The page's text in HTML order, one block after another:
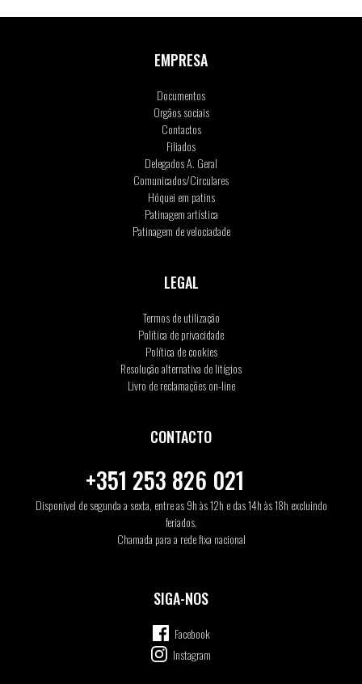
EMPRESA
Documentos
Orgãos sociais
Contactos
Filiados
Delegados A. Geral
Comunicados/Circulares
Hóquei em patins
Patinagem artística
Patinagem de velociadade
LEGAL
Termos de utilização
Política de privacidade
Política de cookies
Resolução alternativa de litígios
Livro de reclamações on-line
CONTACTO
+351 253 826 021
Disponivel de segunda a sexta, entre as 9h às 12h e das 14h às 18h excluindo
feriados.
Chamada para a rede fixa nacional
SIGA-NOS
Facebook
Instagram